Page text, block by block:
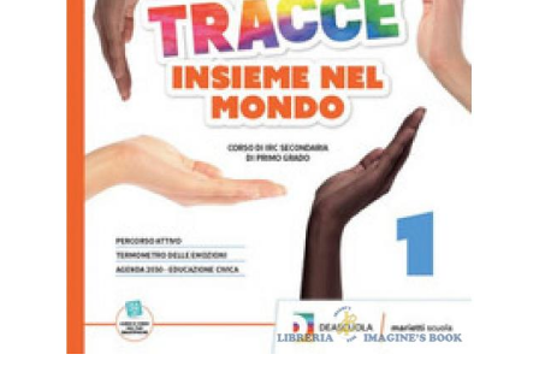
ACQUISTA